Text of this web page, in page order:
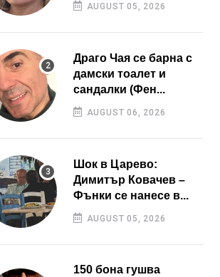
AUGUST 05, 2026
Драго Чая се барна с
дамски тоалет и
сандалки (Фен...
AUGUST 06, 2026
Шок в Царево:
Димитър Ковачев –
Фънки се нанесе в...
AUGUST 05, 2026
150 бона гушва